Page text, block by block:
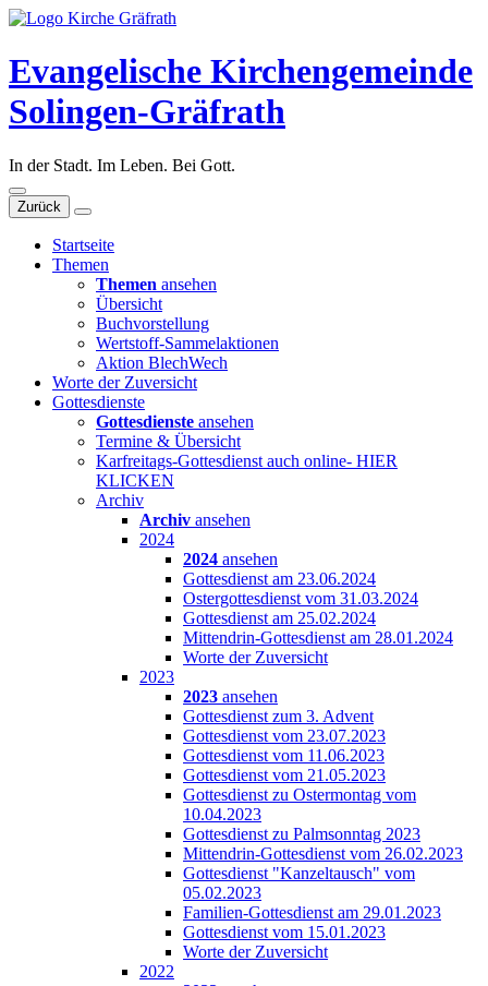
Evangelische Kirchengemeinde
Solingen-Gräfrath
In der Stadt. Im Leben. Bei Gott.
Zurück
Startseite
Themen
Themen ansehen
Übersicht
Buchvorstellung
Wertstoff-Sammelaktionen
Aktion BlechWech
Worte der Zuversicht
Gottesdienste
Gottesdienste ansehen
Termine & Übersicht
Karfreitags-Gottesdienst auch online- HIER
KLICKEN
Archiv
Archiv ansehen
2024
2024 ansehen
Gottesdienst am 23.06.2024
Ostergottesdienst vom 31.03.2024
Gottesdienst am 25.02.2024
Mittendrin-Gottesdienst am 28.01.2024
Worte der Zuversicht
2023
2023 ansehen
Gottesdienst zum 3. Advent
Gottesdienst vom 23.07.2023
Gottesdienst vom 11.06.2023
Gottesdienst vom 21.05.2023
Gottesdienst zu Ostermontag vom
10.04.2023
Gottesdienst zu Palmsonntag 2023
Mittendrin-Gottesdienst vom 26.02.2023
Gottesdienst "Kanzeltausch" vom
05.02.2023
Familien-Gottesdienst am 29.01.2023
Gottesdienst vom 15.01.2023
Worte der Zuversicht
2022